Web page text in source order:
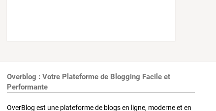
Overblog : Votre Plateforme de Blogging Facile et
Performante
OverBlog est une plateforme de blogs en ligne, moderne et en